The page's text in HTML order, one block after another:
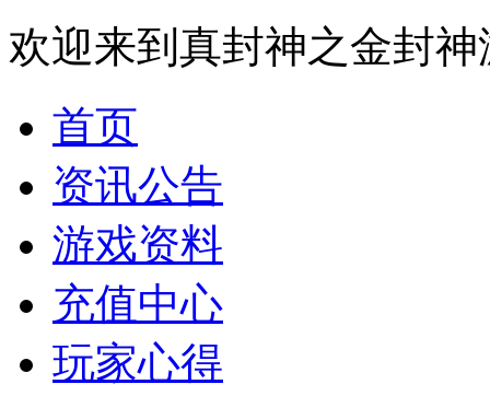
欢迎来到真封神之金封
首页
资讯公告
游戏资料
充值中心
玩家心得